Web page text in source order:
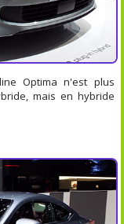
Optima n'est plus
mais en hybride